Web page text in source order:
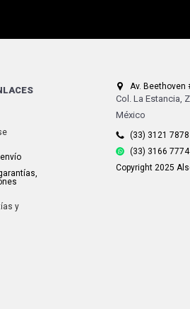
y
Av. Beethoven
Col. La Estancia,
México
(33) 3121 7878
(33) 3166 7774
Copyright 2025